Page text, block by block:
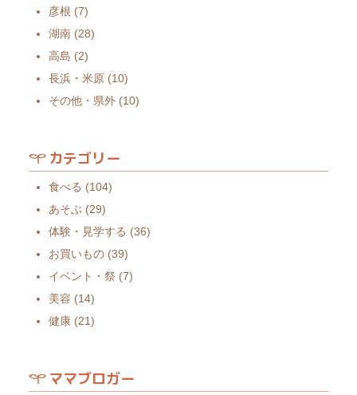
彦根 (7)
湖南(28)
高島 (2)
長浜・米原(10)
その他・県外(10)
カテゴリー
食べる (104)
あそぶ (29)
体験・見学する (36)
お買いもの(39)
イベント・祭 (7)
美容 (14)
健康(21)
ママブロガー